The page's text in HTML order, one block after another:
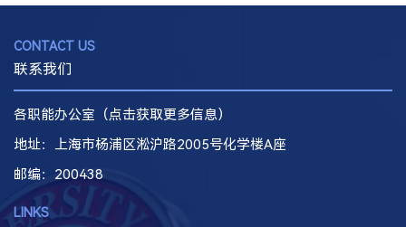
CONTACT US
联系我们
各职能办公室（点击获取更多信息）
地址：上海市杨浦区淞沪路2005号化学楼A座
邮编：200438
LINKS